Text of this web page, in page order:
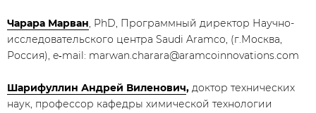
Чарара Марван, PhD, Программный директор Научно-
исследовательского центра Saudi Aramco, (г.Москва,
Россия), e‑mail: marwan.charara@aramcoinnovations.com
Шарифуллин Андрей Виленович, доктор технических
наук, профессор кафедры химической технологии